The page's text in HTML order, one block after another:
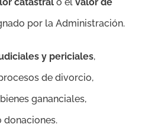
por la Administración.
y periciales,
de divorcio,
gananciales,
donaciones.